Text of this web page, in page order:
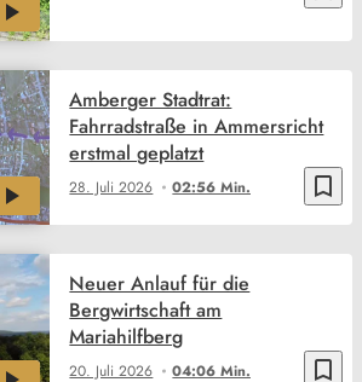
bookmark_border
28. Juli 2026 02:56 Min.
Amberger Stadtrat:
Fahrradstraße in Ammersricht
erstmal geplatzt
bookmark_border
20. Juli 2026 04:06 Min.
Neuer Anlauf für die
Bergwirtschaft am
Mariahilfberg